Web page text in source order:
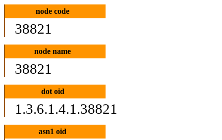
node code
38821
node name
38821
dot oid
1.3.6.1.4.1.38821
asn1 oid